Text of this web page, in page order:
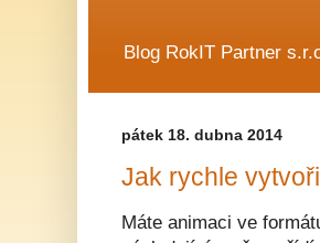
Blog RokIT Partner
pátek 18. dubna 2014
Jak rychle
Máte animaci ve